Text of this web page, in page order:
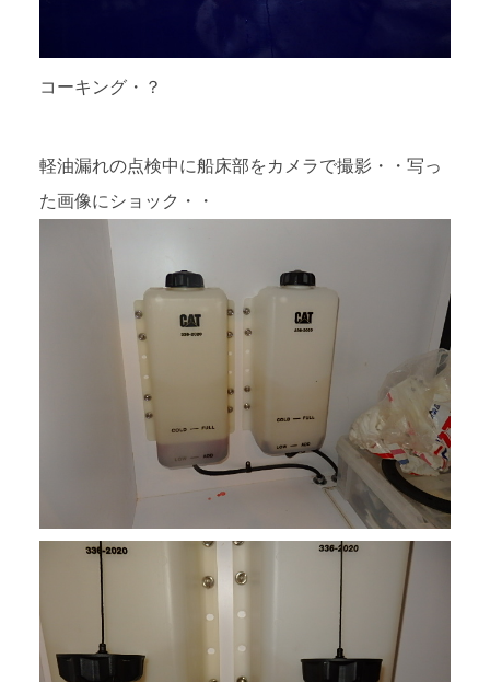
コーキング・？
軽油漏れの点検中に船床部をカメラで撮影・・写っ
た画像にショック・・